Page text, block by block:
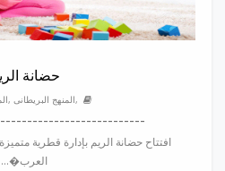
حضانة
,المنهج البريطانى
افتتاح حضانة الريم بإدارة قطرية
العرب�...